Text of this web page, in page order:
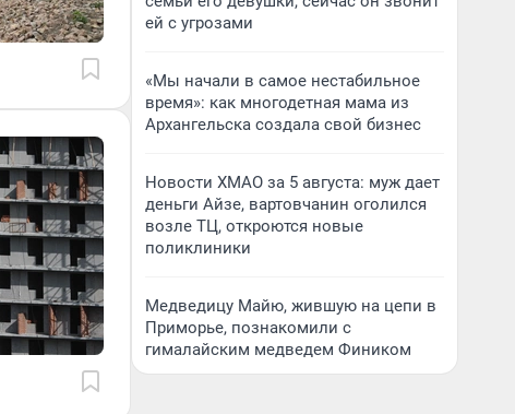
ей с угрозами
«Мы начали в самое нестабильное
время»: как многодетная мама из
Архангельска создала свой бизнес
Новости ХМАО за 5 августа: муж дает
деньги Айзе, вартовчанин оголился
возле ТЦ, откроются новые
поликлиники
Медведицу Майю, жившую на цепи в
Приморье, познакомили с
гималайским медведем Фиником